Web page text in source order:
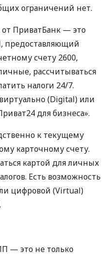
ограничений нет.
от ПриватБанк — это
предоставляющий
счету 2600,
рассчитываться
налоги 24/7.
(Digital) или
для бизнеса».
к текущему
карточному счету.
картой для личных
Есть возможность
цифровой (Virtual)
— это не только